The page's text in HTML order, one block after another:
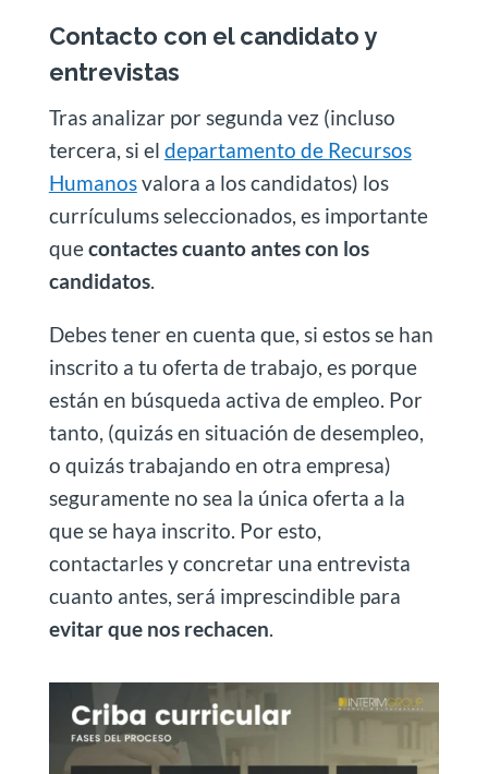
Contacto con el candidato y
entrevistas
Tras analizar por segunda vez (incluso
tercera, si el departamento de Recursos
Humanosvalora a los candidatos) los
currículums seleccionados, es importante
quecontactes cuanto antes con los
candidatos.
Debes tener en cuenta que, si estos se han
inscrito a tu oferta de trabajo, es porque
están en búsqueda activa de empleo. Por
tanto, (quizás en situación de desempleo,
o quizás trabajando en otra empresa)
seguramente no sea la única oferta a la
que se haya inscrito. Por esto,
contactarles y concretar una entrevista
cuanto antes, será imprescindible para
evitar que nos rechacen.